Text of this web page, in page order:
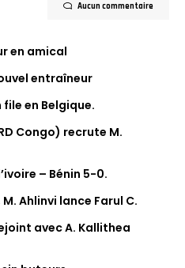
Aucun commentaire
en amical
entraîneur
en Belgique.
Congo) recrute M.
– Bénin 5-0.
Ahlinvi lance Farul C.
avec A. Kallithea